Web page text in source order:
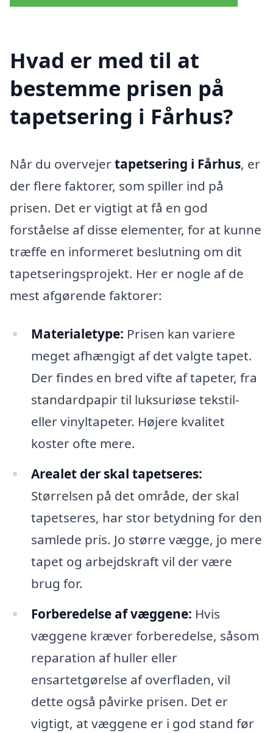
Hvad er med til at
bestemme prisen på
tapetsering i Fårhus?
Når du overvejertapetsering i Fårhus, er
der flere faktorer, som spiller ind på
prisen. Det er vigtigt at få en god
forståelse af disse elementer, for at kunne
træffe en informeret beslutning om dit
tapetseringsprojekt. Her er nogle af de
mest afgørende faktorer:
Materialetype: Prisen kan variere
meget afhængigt af det valgte tapet.
Der findes en bred vifte af tapeter, fra
standardpapir til luksuriøse tekstil-
eller vinyltapeter. Højere kvalitet
koster ofte mere.
Arealet der skal tapetseres:
Størrelsen på det område, der skal
tapetseres, har stor betydning for den
samlede pris. Jo større vægge, jo mere
tapet og arbejdskraft vil der være
brug for.
Forberedelse af væggene: Hvis
væggene kræver forberedelse, såsom
reparation af huller eller
ensartetgørelse af overfladen, vil
dette også påvirke prisen. Det er
vigtigt, at væggene er i god stand før